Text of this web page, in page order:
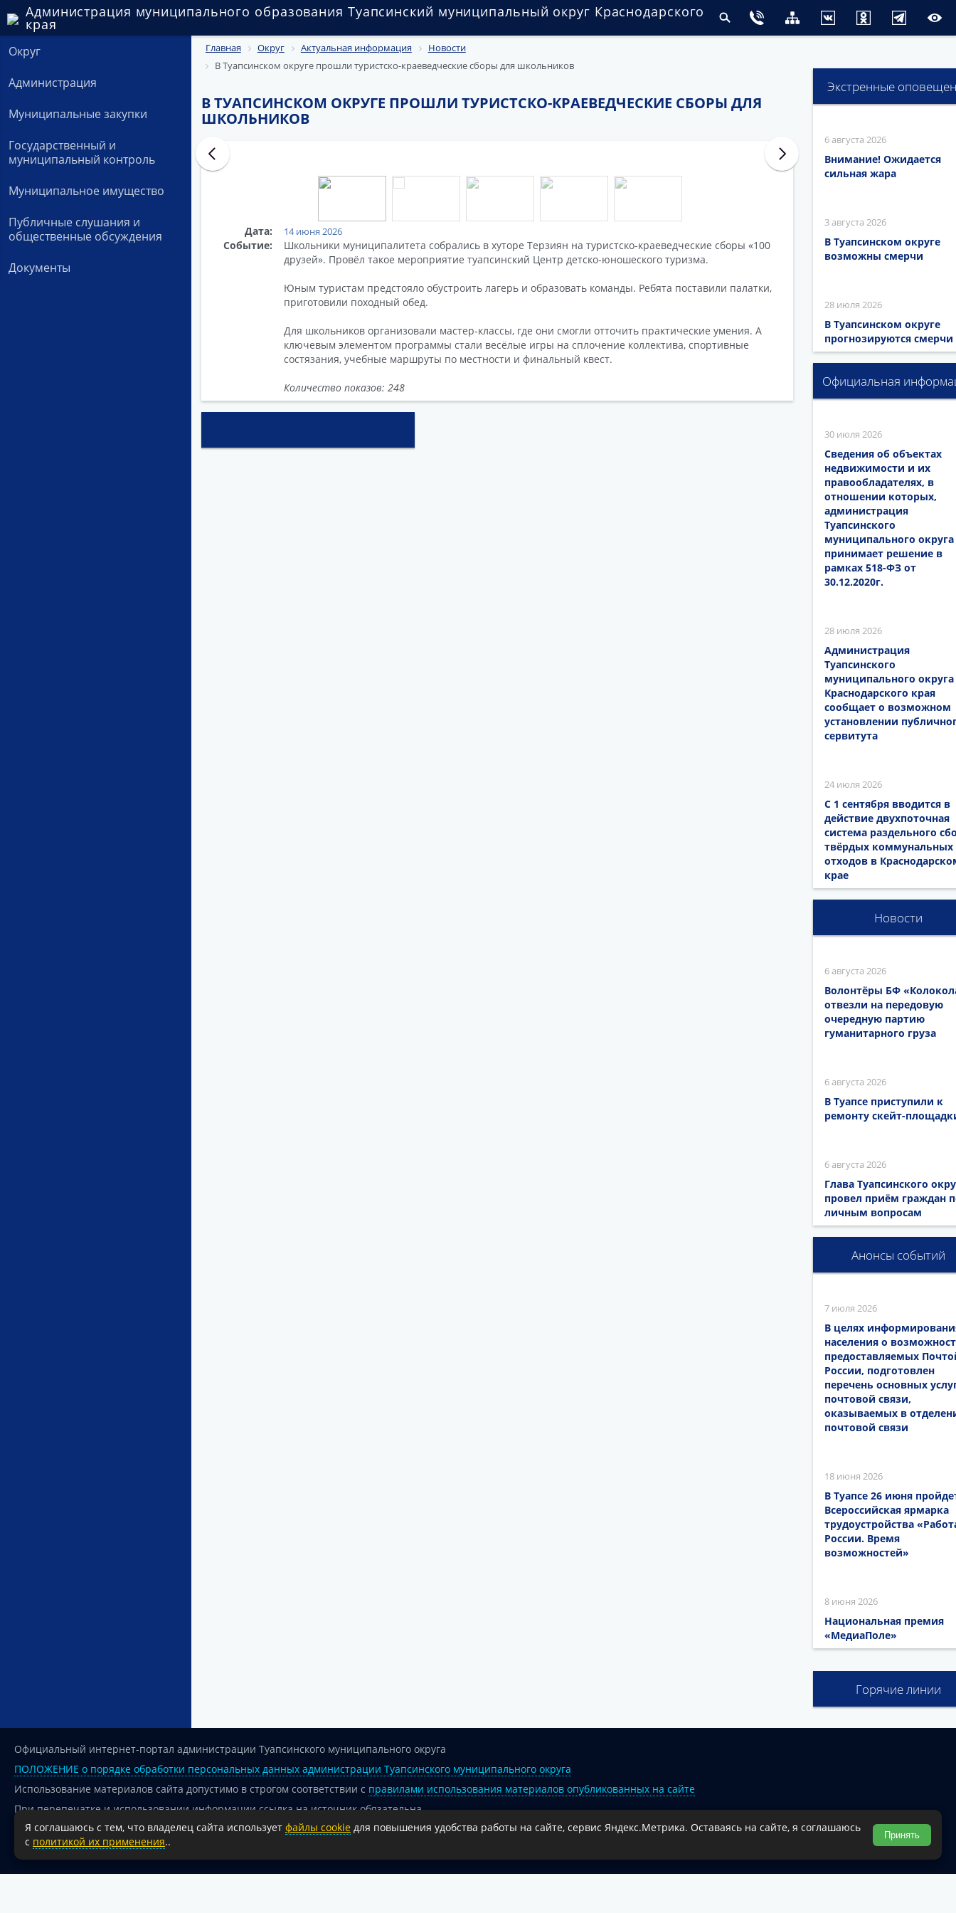
Администрация муниципального образования Туапсинский муниципальный округ Краснодарского
края
Округ
Администрация
Муниципальные закупки
Государственный и
муниципальный контроль
Муниципальное имущество
Публичные слушания и
общественные обсуждения
Документы
Главная Округ Актуальная информация
Новости
В Туапсинском округе прошли туристско-краеведческие сборы для школьников
В ТУАПСИНСКОМ ОКРУГЕ ПРОШЛИ ТУРИСТСКО-КРАЕВЕДЧЕСКИЕ СБОРЫ ДЛЯ
ШКОЛЬНИКОВ
Дата: 14 июня 2026
Событие:
Школьники муниципалитета собрались в хуторе Терзиян на туристско-краеведческие сборы «100
друзей». Провёл такое мероприятие туапсинский Центр детско-юношеского туризма.
Юным туристам предстояло обустроить лагерь и образовать команды. Ребята поставили палатки,
приготовили походный обед.
Для школьников организовали мастер-классы, где они смогли отточить практические умения. А
ключевым элементом программы стали весёлые игры на сплочение коллектива, спортивные
состязания, учебные маршруты по местности и финальный квест.
Количество показов: 248
Экстренные
6 августа 2026
Внимание! Ожидается
сильная жара
3 августа 2026
В Туапсинском округе
возможны смерчи
28 июля 2026
В Туапсинском округе
прогнозируются смерчи
Официальная
30 июля 2026
Сведения об объектах
недвижимости и их
правообладателях, в
отношении которых,
администрация
Туапсинского
муниципального округа
принимает решение в
рамках 518-ФЗ от
30.12.2020г.
28 июля 2026
Администрация
Туапсинского
муниципального округа
Краснодарского края
сообщает о возможном
установлении
сервитута
24 июля 2026
С 1 сентября вводится в
действие двухпоточная
система раздельного
твёрдых коммунальных
отходов в
крае
Новости
6 августа 2026
Волонтёры БФ
отвезли на передовую
очередную партию
гуманитарного груза
6 августа 2026
В Туапсе приступили к
ремонту скейт-
6 августа 2026
Глава Туапсинского
провел приём граждан
личным вопросам
Анонсы событий
7 июля 2026
В целях
населения о
предоставляемых
России, подготовлен
перечень основных
почтовой связи,
оказываемых в
почтовой связи
18 июня 2026
В Туапсе 26 июня
Всероссийская ярмарка
трудоустройства
России. Время
возможностей»
8 июня 2026
Национальная премия
«МедиаПоле»
Горячие линии
Официальный интернет-портал администрации Туапсинского муниципального округа
ПОЛОЖЕНИЕ о порядке обработки персональных данных администрации Туапсинского муниципального округа
Использование материалов сайта допустимо в строгом соответствии с правилами использования материалов опубликованных на сайте
При перепечатке и использовании информации ссылка на источник обязательна.
Для сайтов и страниц сети Интернет обязательна активная гиперссылка на официальный интернет-портал администрации Туапсинского муниципального округа.
18+
Я соглашаюсь с тем, что владелец сайта использует файлы cookie для повышения удобства работы на сайте, сервис Яндекс.Метрика. Оставаясь на сайте, я соглашаюсь
с политикой их применения.. Принять